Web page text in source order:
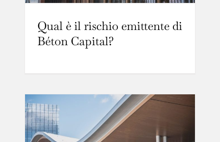
Qual è il rischio emittente di
Béton Capital?